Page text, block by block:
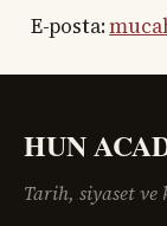
E-posta:
HUN
Tarih, siyaset